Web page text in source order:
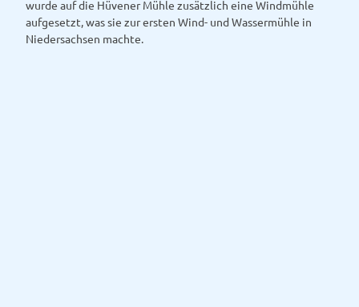
wurde auf die Hüvener Mühle zusätzlich eine Windmühle
aufgesetzt, was sie zur ersten Wind- und Wassermühle in
Niedersachsen machte.